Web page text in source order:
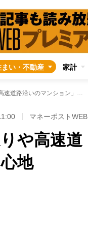
まい・不動産 家計
騒音はどこまで気になる？「大通りや高速道路沿いのマンション」実際の住み心地
マネーポストWEB
や高速道
地